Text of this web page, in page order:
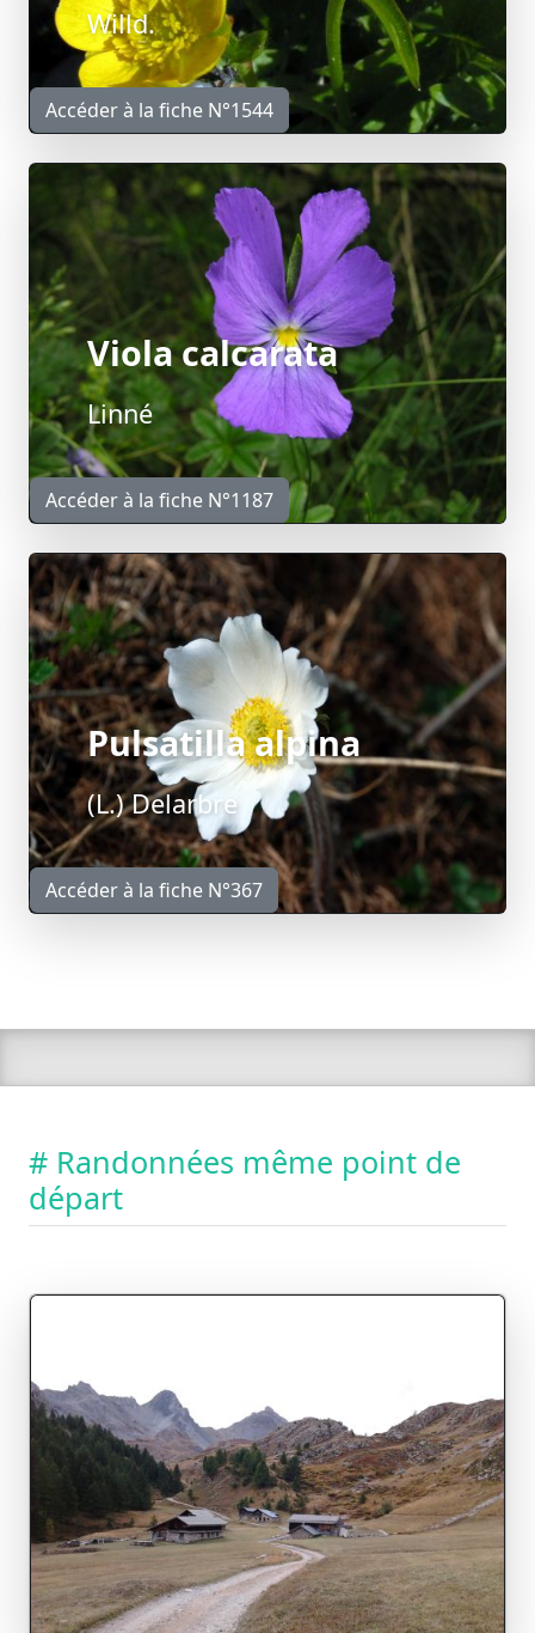
Willd.
Accéder à la fiche N°1544
Viola calcarata
Linné
Accéder à la fiche N°1187
Pulsatilla alpina
(L.) Delarbre
Accéder à la fiche N°367
# Randonnées même point de
départ